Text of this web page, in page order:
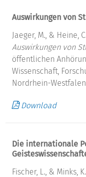
Auswirkungen von
Jaeger, M., & Heine,
Auswirkungen von
öffentlichen
Wissenschaft,
Nordrhein-
Download
Die internationale
Fischer, L., & Minks,